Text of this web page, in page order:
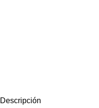
Descripción